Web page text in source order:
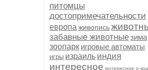
питомцы
достопримечательности
европа живопись
забавные животныезима
зоопарк игровые автоматы
игры израиль индия
интересное интересное о